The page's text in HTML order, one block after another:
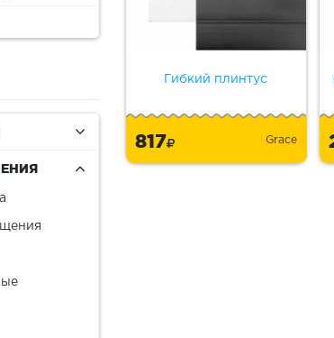
Гибкий плинтус
817 Grace